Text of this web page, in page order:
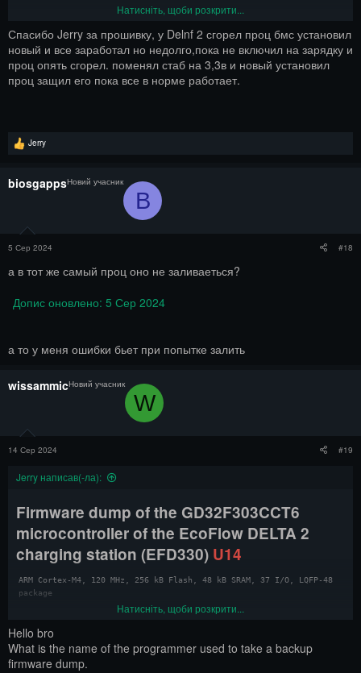
або Реєстрування
вміст URL-адреси!
Дамп прошивки мікроконтролера
GD32F303RCT6зарядної станції EcoFlow
DELTA 2 (EFD330)U28
MR330-PSDR-V1.0.2 (2022-05-08)
Ексклюзивно
Будь ласка, зробіть Вхідабо
вміст URL-адреси!
Натисніть, щоби розкрити...
Спасибо Jerry за прошивку, у Delnf 2 сгорел проц бмс установил
новый и все заработал но недолго,пока не включил на зарядку и
проц опять сгорел. поменял стаб на 3,3в и новый установил
проц защил его пока все в норме работает.
Р
ц
Jerry
biosgappsНовий учасник
B
5 Сер 2024 #18
а в тот же самый проц оно не заливаеться?
Допис оновлено: 5 Сер 2024
а то у меня ошибки бьет при попытке залить
wissammicНовий учасник
W
14 Сер 2024 #19
Jerry написав(-ла):
Firmware dump of the GD32F303CCT6
microcontrollerof the EcoFlow DELTA 2
charging station (EFD330) U14
ARM Cortex-M4, 120 MHz, 256 kB Flash, 48 kB SRAM, 37 I/O, LQFP-48
package
Firmware dump of the GD32F303RCT6
microcontrollerof the EcoFlow DELTA 2
Натисніть, щоби розкрити...
Hello bro
What is the name of the programmer used to take a backup
firmware dump.